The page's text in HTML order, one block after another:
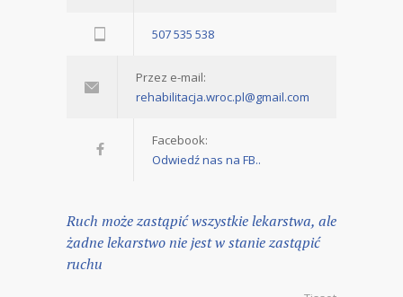
507 535 538
Przez e-mail:
rehabilitacja.wroc.pl@gmail.com
Facebook:
Odwiedź nas na FB..
Ruch może zastąpić wszystkie lekarstwa, ale
żadne lekarstwo nie jest w stanie zastąpić
ruchu